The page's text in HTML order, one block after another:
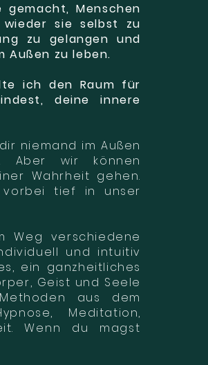
Menschen
sie selbst zu
zu gelangen und
Außen zu leben.
ich den Raum für
deine innere
niemand im Außen
wir können
Wahrheit gehen.
tief in unser
Weg verschiedene
und intuitiv
ein ganzheitliches
Geist und Seele
aus dem
Meditation,
Wenn du magst